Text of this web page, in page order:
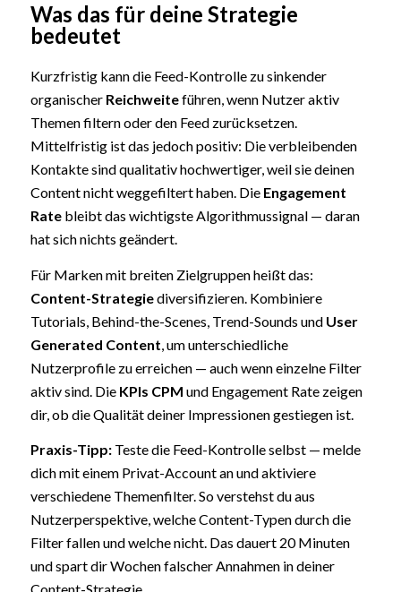
Was das für deine Strategie
bedeutet
Kurzfristig kann die Feed-Kontrolle zu sinkender
organischer Reichweiteführen, wenn Nutzer aktiv
Themen filtern oder den Feed zurücksetzen.
Mittelfristig ist das jedoch positiv: Die verbleibenden
Kontakte sind qualitativ hochwertiger, weil sie deinen
Content nicht weggefiltert haben. Die Engagement
Ratebleibt das wichtigste Algorithmussignal — daran
hat sich nichts geändert.
Für Marken mit breiten Zielgruppen heißt das:
Content-Strategiediversifizieren. Kombiniere
Tutorials, Behind-the-Scenes, Trend-Sounds und User
Generated Content , um unterschiedliche
Nutzerprofile zu erreichen — auch wenn einzelne Filter
aktiv sind. Die KPIs CPM und Engagement Rate zeigen
dir, ob die Qualität deiner Impressionen gestiegen ist.
Praxis-Tipp:Teste die Feed-Kontrolle selbst — melde
dich mit einem Privat-Account an und aktiviere
verschiedene Themenfilter. So verstehst du aus
Nutzerperspektive, welche Content-Typen durch die
Filter fallen und welche nicht. Das dauert 20 Minuten
und spart dir Wochen falscher Annahmen in deiner